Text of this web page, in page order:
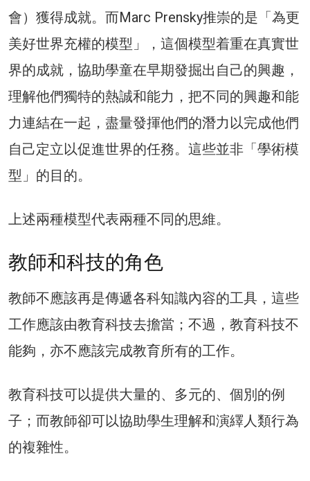
會）獲得成就。而Marc Prensky推崇的是「為更
美好世界充權的模型」，這個模型着重在真實世
界的成就，協助學童在早期發掘出自己的興趣，
理解他們獨特的熱誠和能力，把不同的興趣和能
力連結在一起，盡量發揮他們的潛力以完成他們
自己定立以促進世界的任務。這些並非「學術模
型」的目的。
上述兩種模型代表兩種不同的思維。
教師和科技的角色
教師不應該再是傳遞各科知識內容的工具，這些
工作應該由教育科技去擔當；不過，教育科技不
能夠，亦不應該完成教育所有的工作。
教育科技可以提供大量的、多元的、個別的例
子；而教師卻可以協助學生理解和演繹人類行為
的複雜性。